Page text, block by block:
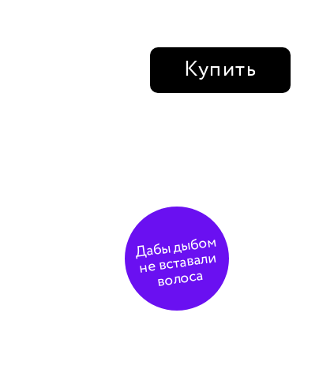
Купить
Дабы дыбом
не вставали
волоса